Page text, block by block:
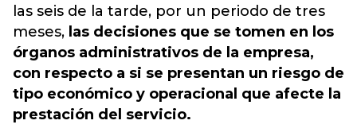
las seis de la tarde, por un periodo de tres
meses, las decisiones que se tomen en los
órganos administrativos de la empresa,
con respecto a si se presentan un riesgo de
tipo económico y operacional que afecte la
prestación del servicio.